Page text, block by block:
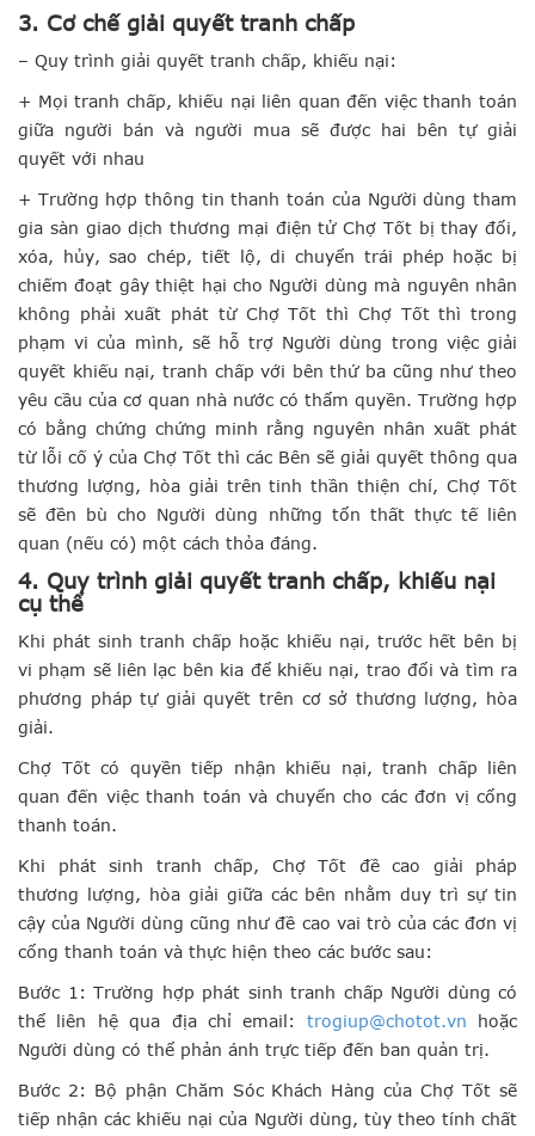
3. Cơ chế giải quyết tranh chấp
– Quy trình giải quyết tranh chấp, khiếu nại:
+ Mọi tranh chấp, khiếu nại liên quan đến việc thanh toán
giữa người bán và người mua sẽ được hai bên tự giải
quyết với nhau
+ Trường hợp thông tin thanh toán của Người dùng tham
gia sàn giao dịch thương mại điện tử Chợ Tốt bị thay đổi,
xóa, hủy, sao chép, tiết lộ, di chuyển trái phép hoặc bị
chiếm đoạt gây thiệt hại cho Người dùng mà nguyên nhân
không phải xuất phát từ Chợ Tốt thì Chợ Tốt thì trong
phạm vi của mình, sẽ hỗ trợ Người dùng trong việc giải
quyết khiếu nại, tranh chấp với bên thứ ba cũng như theo
yêu cầu của cơ quan nhà nước có thẩm quyền. Trường hợp
có bằng chứng chứng minh rằng nguyên nhân xuất phát
từ lỗi cố ý của Chợ Tốt thì các Bên sẽ giải quyết thông qua
thương lượng, hòa giải trên tinh thần thiện chí, Chợ Tốt
sẽ đền bù cho Người dùng những tổn thất thực tế liên
quan (nếu có) một cách thỏa đáng.
4. Quy trình giải quyết tranh chấp, khiếu nại
cụ thể
Khi phát sinh tranh chấp hoặc khiếu nại, trước hết bên bị
vi phạm sẽ liên lạc bên kia để khiếu nại, trao đổi và tìm ra
phương pháp tự giải quyết trên cơ sở thương lượng, hòa
giải.
Chợ Tốt có quyền tiếp nhận khiếu nại, tranh chấp liên
quan đến việc thanh toán và chuyển cho các đơn vị cổng
thanh toán.
Khi phát sinh tranh chấp, Chợ Tốt đề cao giải pháp
thương lượng, hòa giải giữa các bên nhằm duy trì sự tin
cậy của Người dùng cũng như đề cao vai trò của các đơn vị
cổng thanh toán và thực hiện theo các bước sau:
Bước 1: Trường hợp phát sinh tranh chấp Người dùng có
thể liên hệ qua địa chỉ email: trogiup@chotot.vn hoặc
Người dùng có thể phản ánh trực tiếp đến ban quản trị.
Bước 2: Bộ phận Chăm Sóc Khách Hàng của Chợ Tốt sẽ
tiếp nhận các khiếu nại của Người dùng, tùy theo tính chất